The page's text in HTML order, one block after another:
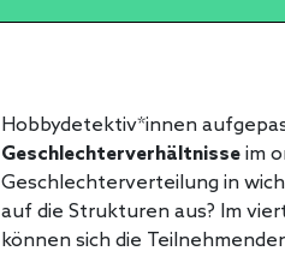
Hobbydetektiv*innen
Geschlechterverhältnisse im
Geschlechterverteilung in
auf die Strukturen aus? Im
können sich die